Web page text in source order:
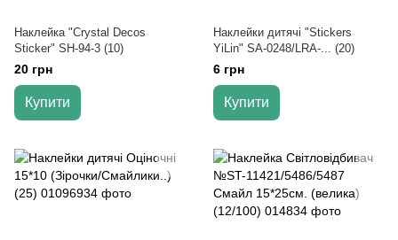
Наклейка "Crystal Decos
Sticker" SH-94-3 (10)
20 грн
Купити
Наклейки дитячі "Stickers
YiLin" SA-0248/LRA-... (20)
6 грн
Купити